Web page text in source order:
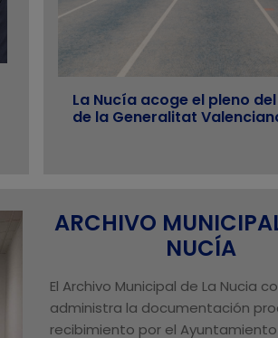
La Nucía acoge el pleno
de la Generalitat
ARCHIVO
NUCÍA
El Archivo Municipal de La Nucia
administra la documentación
recibimiento por el